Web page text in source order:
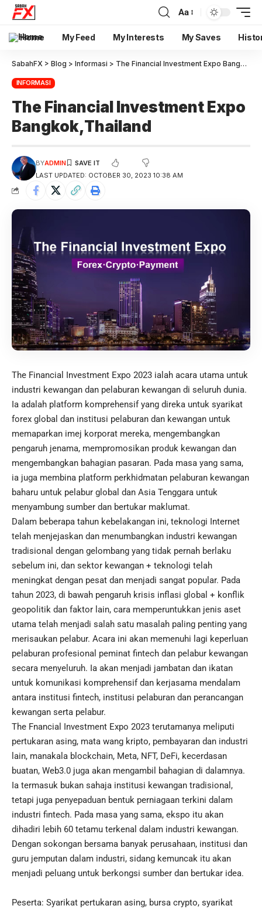
Aa
Home My Feed My Interests My Saves
SabahFX > Blog > Informasi > The Financial Investment Expo Bangkok,Thailand
INFORMASI
The Financial Investment Expo
Bangkok,Thailand
LAST UPDATED: OCTOBER 30, 2023 10:38 AM
BYADMIN
The Financial Investment Expo 2023 ialah acara utama untuk
industri kewangan dan pelaburan kewangan di seluruh dunia.
Ia adalah platform komprehensif yang direka untuk syarikat
forex global dan institusi pelaburan dan kewangan untuk
memaparkan imej korporat mereka, mengembangkan
pengaruh jenama, mempromosikan produk kewangan dan
mengembangkan bahagian pasaran. Pada masa yang sama,
ia juga membina platform perkhidmatan pelaburan kewangan
baharu untuk pelabur global dan Asia Tenggara untuk
menyambung sumber dan bertukar maklumat.
Dalam beberapa tahun kebelakangan ini, teknologi Internet
telah menjejaskan dan menumbangkan industri kewangan
tradisional dengan gelombang yang tidak pernah berlaku
sebelum ini, dan sektor kewangan + teknologi telah
meningkat dengan pesat dan menjadi sangat popular. Pada
tahun 2023, di bawah pengaruh krisis inflasi global + konflik
geopolitik dan faktor lain, cara memperuntukkan jenis aset
utama telah menjadi salah satu masalah paling penting yang
merisaukan pelabur. Acara ini akan memenuhi lagi keperluan
pelaburan profesional peminat fintech dan pelabur kewangan
secara menyeluruh. Ia akan menjadi jambatan dan ikatan
untuk komunikasi komprehensif dan kerjasama mendalam
antara institusi fintech, institusi pelaburan dan perancangan
kewangan serta pelabur.
The Fnancial Investment Expo 2023 terutamanya meliputi
pertukaran asing, mata wang kripto, pembayaran dan industri
lain, manakala blockchain, Meta, NFT, DeFi, kecerdasan
buatan, Web3.0 juga akan mengambil bahagian di dalamnya.
Ia termasuk bukan sahaja institusi kewangan tradisional,
tetapi juga penyepaduan bentuk perniagaan terkini dalam
industri fintech. Pada masa yang sama, ekspo itu akan
dihadiri lebih 60 tetamu terkenal dalam industri kewangan.
Dengan sokongan bersama banyak perusahaan, institusi dan
guru jemputan dalam industri, sidang kemuncak itu akan
menjadi peluang untuk berkongsi sumber dan bertukar idea.
Peserta: Syarikat pertukaran asing, bursa crypto, syarikat